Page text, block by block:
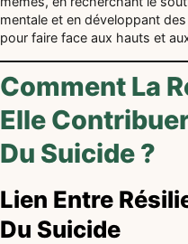
mentale et en développant
pour faire face aux hauts et
Comment La
Elle
Du Suicide ?
Lien Entre
Du Suicide